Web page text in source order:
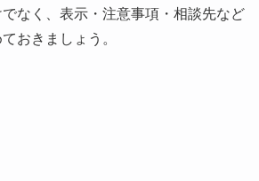
なく、表示・注意事項・相談先など
おきましょう。